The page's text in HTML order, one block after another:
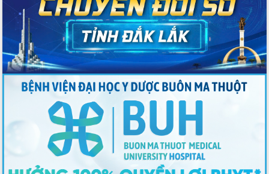
Nâng cao hiệu lực, hiệu quả HĐND
tỉnh thông qua hiện đại hóa hành chính
Xã Ea Phê gắn cải cách hành chính với
chuyển đổi số
Phó Chủ tịch Thường trực UBND tỉnh
Hồ Thị Nguyên Thảo làm việc tại Trung
tâm Phục vụ hành chính công xã Ea
Xây dựng nền hành chính số đồng
hành cùng nông dân dân, doanh nghiệp
Giai đoạn 2026-2030, Đắk Lắk phấn
đấu có 77% xã đạt chuẩn nông thôn